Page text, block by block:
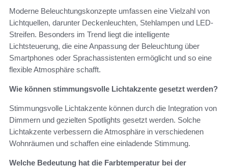
Moderne Beleuchtungskonzepte umfassen eine Vielzahl von
Lichtquellen, darunter Deckenleuchten, Stehlampen und LED-
Streifen. Besonders im Trend liegt die intelligente
Lichtsteuerung, die eine Anpassung der Beleuchtung über
Smartphones oder Sprachassistenten ermöglicht und so eine
flexible Atmosphäre schafft.
Wie können stimmungsvolle Lichtakzente gesetzt werden?
Stimmungsvolle Lichtakzente können durch die Integration von
Dimmern und gezielten Spotlights gesetzt werden. Solche
Lichtakzente verbessern die Atmosphäre in verschiedenen
Wohnräumen und schaffen eine einladende Stimmung.
Welche Bedeutung hat die Farbtemperatur bei der